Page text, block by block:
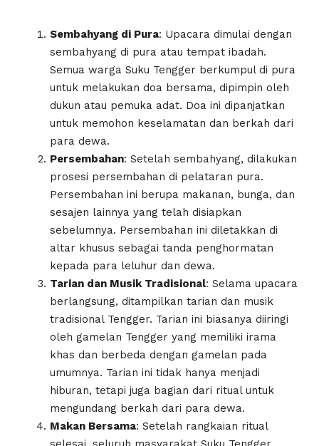
Sembahyang di Pura: Upacara dimulai dengan
sembahyang di pura atau tempat ibadah.
Semua warga Suku Tengger berkumpul di pura
untuk melakukan doa bersama, dipimpin oleh
dukun atau pemuka adat. Doa ini dipanjatkan
untuk memohon keselamatan dan berkah dari
para dewa.
Persembahan: Setelah sembahyang, dilakukan
prosesi persembahan di pelataran pura.
Persembahan ini berupa makanan, bunga, dan
sesajen lainnya yang telah disiapkan
sebelumnya. Persembahan ini diletakkan di
altar khusus sebagai tanda penghormatan
kepada para leluhur dan dewa.
Tarian dan Musik Tradisional: Selama upacara
berlangsung, ditampilkan tarian dan musik
tradisional Tengger. Tarian ini biasanya diiringi
oleh gamelan Tengger yang memiliki irama
khas dan berbeda dengan gamelan pada
umumnya. Tarian ini tidak hanya menjadi
hiburan, tetapi juga bagian dari ritual untuk
mengundang berkah dari para dewa.
Makan Bersama: Setelah rangkaian ritual